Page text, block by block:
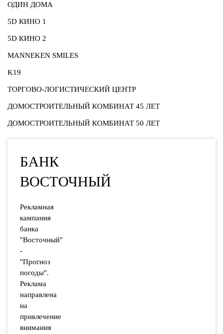
ОДИН ДОМА
5D КИНО 1
5D КИНО 2
MANNEKEN SMILES
K19
ТОРГОВО-ЛОГИСТИЧЕСКИЙ ЦЕНТР
ДОМОСТРОИТЕЛЬНЫЙ КОМБИНАТ 45 ЛЕТ
ДОМОСТРОИТЕЛЬНЫЙ КОМБИНАТ 50 ЛЕТ
БАНК
ВОСТОЧНЫЙ
Рекламная
кампания
банка
"Восточный"
-
"Прогноз
погоды".
Реклама
направлена
на
привлечение
внимания